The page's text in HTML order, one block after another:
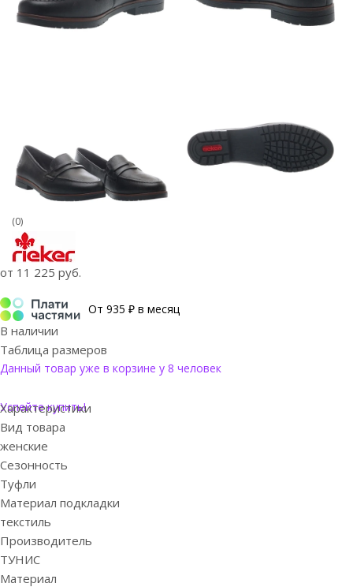
(0)
от 11 225 руб.
От 935 ₽ в месяц
В наличии
Таблица размеров
Данный товар уже в корзине у 8 человек
Успейте купить!
Характеристики
Вид товара
женские
Сезонность
Туфли
Материал подкладки
текстиль
Производитель
ТУНИС
Материал